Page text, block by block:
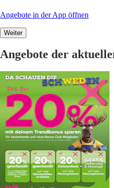
Angebote in der App öffnen
Weiter
Angebote der